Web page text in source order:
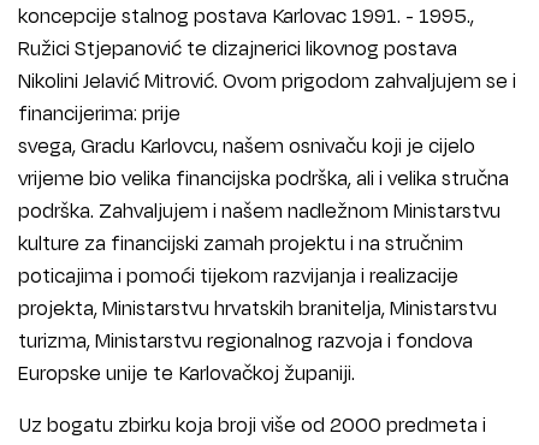
koncepcije stalnog postava Karlovac 1991. - 1995.,
Ružici Stjepanović te dizajnerici likovnog postava
Nikolini Jelavić Mitrović. Ovom prigodom zahvaljujem se i
financijerima: prije
svega, Gradu Karlovcu, našem osnivaču koji je cijelo
vrijeme bio velika financijska podrška, ali i velika stručna
podrška. Zahvaljujem i našem nadležnom Ministarstvu
kulture za financijski zamah projektu i na stručnim
poticajima i pomoći tijekom razvijanja i realizacije
projekta, Ministarstvu hrvatskih branitelja, Ministarstvu
turizma, Ministarstvu regionalnog razvoja i fondova
Europske unije te Karlovačkoj županiji.
Uz bogatu zbirku koja broji više od 2000 predmeta i